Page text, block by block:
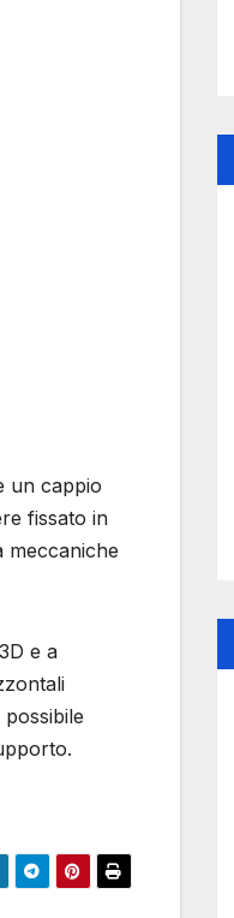
un cappio
fissato in
meccaniche
e a